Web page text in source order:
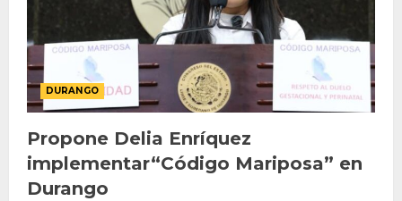
DURANGO
Propone Delia Enríquez
implementar“Código Mariposa” en
Durango